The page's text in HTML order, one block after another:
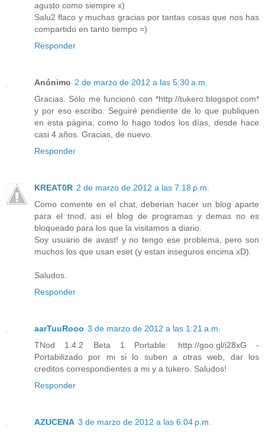
agusto como siempre x)
Salu2 flaco y muchas gracias por tantas cosas que nos has
compartido en tanto tiempo =)
Responder
Anónimo 2 de marzo de 2012 a las 5:30 a.m.
Gracias. Sólo me funcionó con *http://tukero.blogspot.com*
y por eso escribo. Seguiré pendiente de lo que publiquen
en esta página, como lo hago todos los días, desde hace
casi 4 años. Gracias, de nuevo.
Responder
KREAT0R 2 de marzo de 2012 a las 7:18 p.m.
Como comente en el chat, deberian hacer un blog aparte
para el tnod, asi el blog de programas y demas no es
bloqueado para los que la visitamos a diario.
Soy usuario de avast! y no tengo ese problema, pero son
muchos los que usan eset (y estan inseguros encima xD).
Saludos.
Responder
aarTuuRooo 3 de marzo de 2012 a las 1:21 a.m.
TNod 1.4.2 Beta 1 Portable: http://goo.gl/i28xG -
Portabilizado por mi si lo suben a otras web, dar los
creditos correspondientes a mi y a tukero. Saludos!
Responder
AZUCENA 3 de marzo de 2012 a las 6:04 p.m.